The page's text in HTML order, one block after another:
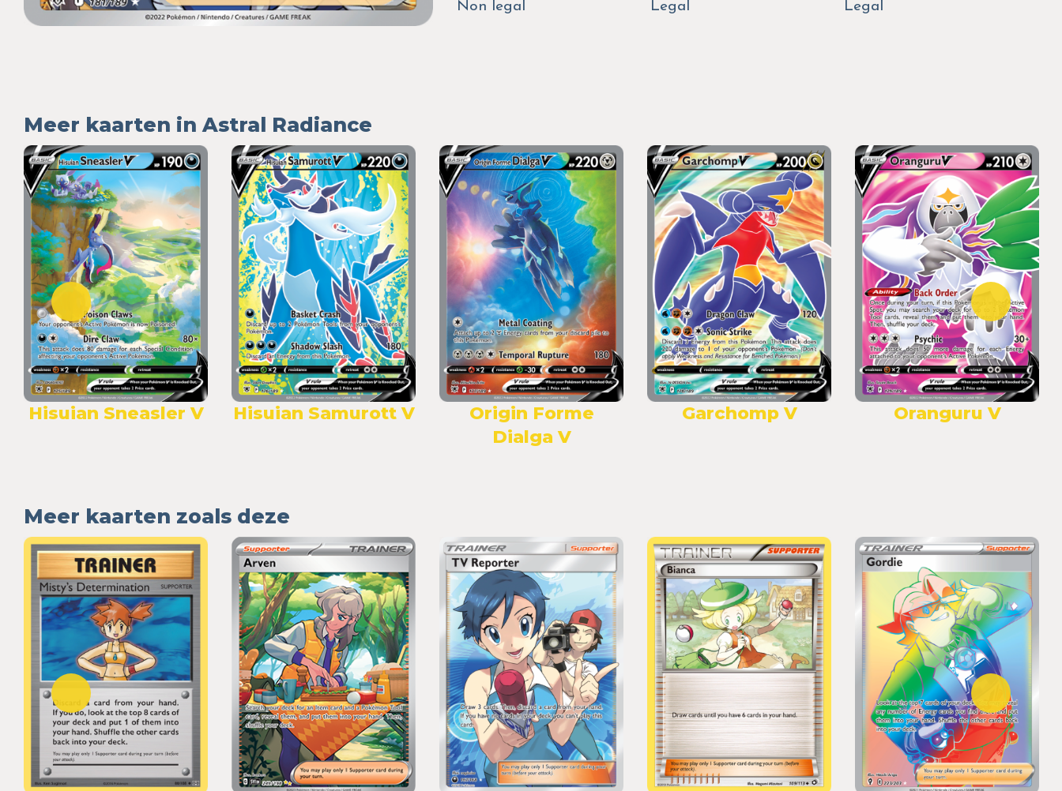
Non legal
Legal
Legal
Meer kaarten in Astral Radiance
Hisuian Sneasler V Hisuian Samurott V
Origin Forme
Dialga V
Garchomp V Oranguru V
Meer kaarten zoals deze